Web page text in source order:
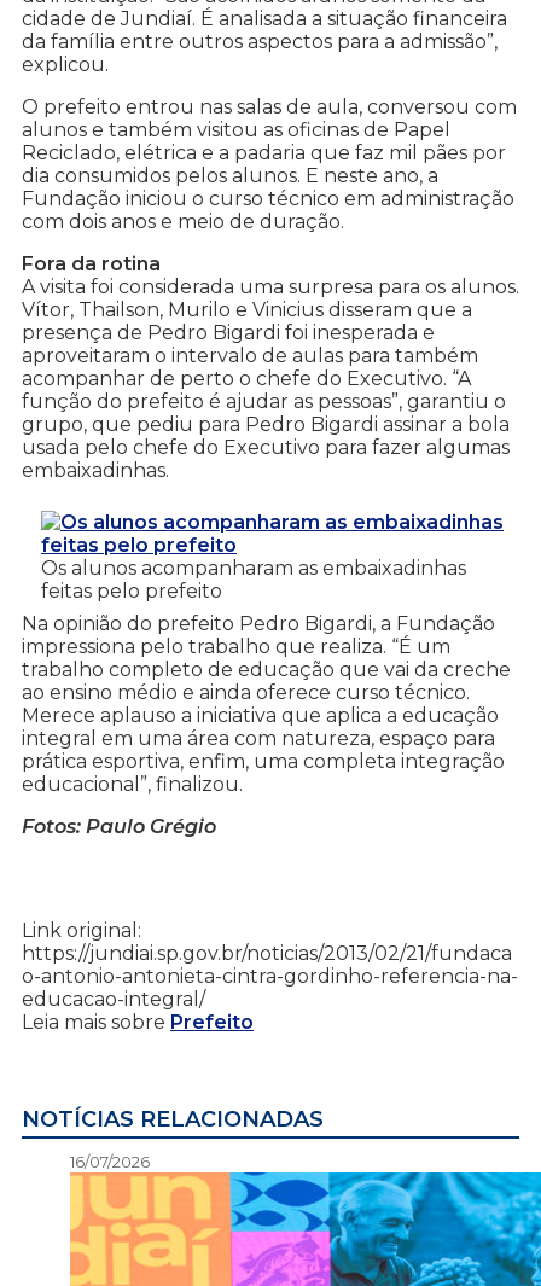
cidade de Jundiaí. É analisada a situação financeira
da família entre outros aspectos para a admissão”,
explicou.
O prefeito entrou nas salas de aula, conversou com
alunos e também visitou as oficinas de Papel
Reciclado, elétrica e a padaria que faz mil pães por
dia consumidos pelos alunos. E neste ano, a
Fundação iniciou o curso técnico em administração
com dois anos e meio de duração.
Fora da rotina
A visita foi considerada uma surpresa para os alunos.
Vítor, Thailson, Murilo e Vinicius disseram que a
presença de Pedro Bigardi foi inesperada e
aproveitaram o intervalo de aulas para também
acompanhar de perto o chefe do Executivo. “A
função do prefeito é ajudar as pessoas”, garantiu o
grupo, que pediu para Pedro Bigardi assinar a bola
usada pelo chefe do Executivo para fazer algumas
embaixadinhas.
Os alunos acompanharam as embaixadinhas
feitas pelo prefeito
Na opinião do prefeito Pedro Bigardi, a Fundação
impressiona pelo trabalho que realiza. “É um
trabalho completo de educação que vai da creche
ao ensino médio e ainda oferece curso técnico.
Merece aplauso a iniciativa que aplica a educação
integral em uma área com natureza, espaço para
prática esportiva, enfim, uma completa integração
educacional”, finalizou.
Fotos: Paulo Grégio
Link original:
https://jundiai.sp.gov.br/noticias/2013/02/21/fundaca
o-antonio-antonieta-cintra-gordinho-referencia-na-
educacao-integral/
Leia mais sobre Prefeito
NOTÍCIAS RELACIONADAS
16/07/2026